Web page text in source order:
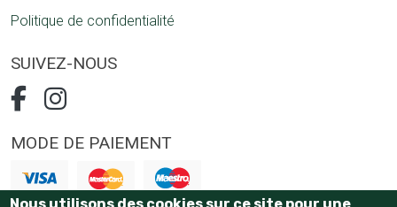
Politique de confidentialité
SUIVEZ-NOUS
MODE DE PAIEMENT